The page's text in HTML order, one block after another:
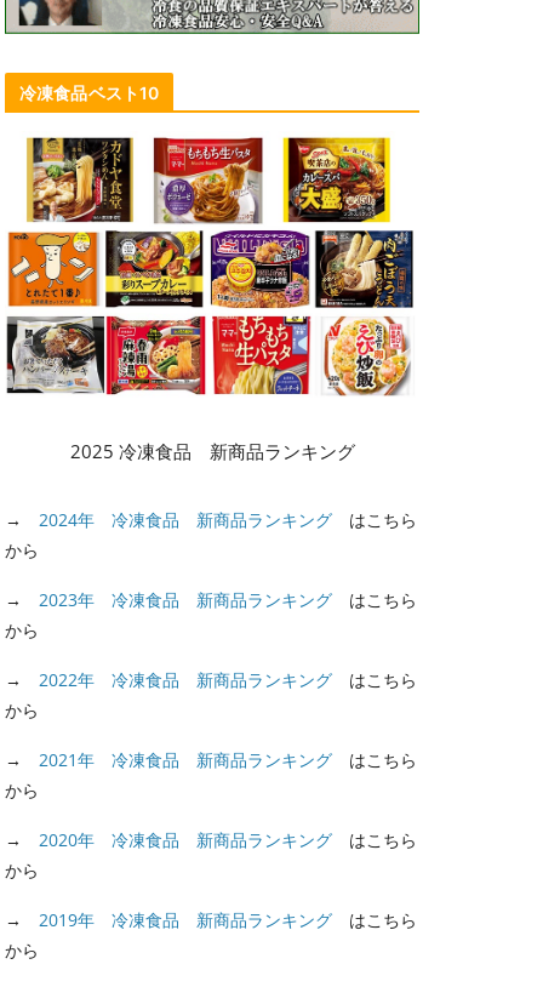
冷凍食品ベスト10
2025 冷凍食品 新商品ランキング
→ 2024年 冷凍食品 新商品ランキング はこちら
から
→ 2023年 冷凍食品 新商品ランキング はこちら
から
→ 2022年 冷凍食品 新商品ランキング はこちら
から
→ 2021年 冷凍食品 新商品ランキング はこちら
から
→ 2020年 冷凍食品 新商品ランキング はこちら
から
→ 2019年 冷凍食品 新商品ランキング はこちら
から